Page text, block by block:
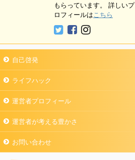
もらっています。 詳しいプ
ロフィールはこちら
自己啓発
ライフハック
運営者プロフィール
運営者が考える豊かさ
お問い合わせ